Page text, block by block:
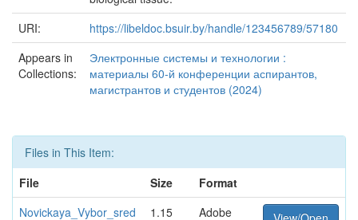
URI:
https://libeldoc.bsuir.by/handle/123456789/57180
Appears in
Collections:
Электронные системы и технологии :
материалы 60-й конференции аспирантов,
магистрантов и студентов (2024)
Files in This Item:
File
Size
Format
Novickaya_Vybor_sred
1.15 Adobe